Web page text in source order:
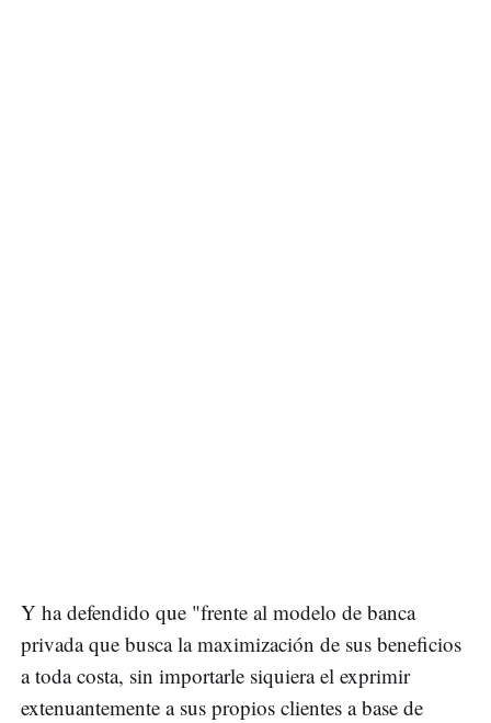
Y ha defendido que "frente al modelo de banca
privada que busca la maximización de sus beneficios
a toda costa, sin importarle siquiera el exprimir
extenuantemente a sus propios clientes a base de